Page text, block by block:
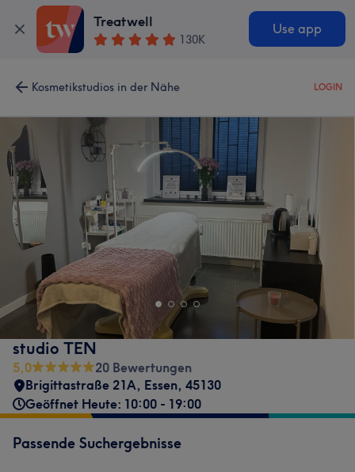
Treatwell
130K
Use app
Kosmetikstudios in der Nähe LOGIN
studio TEN
5,0
20 Bewertungen
Brigittastraße 21A, Essen, 45130
Geöffnet Heute: 10:00 - 19:00
Passende Suchergebnisse